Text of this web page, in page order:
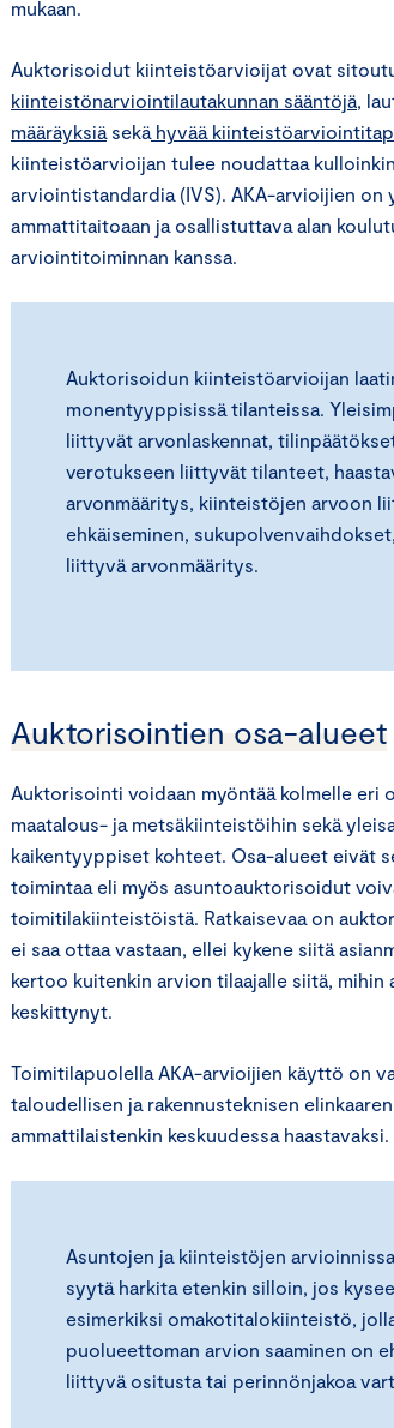
mukaan.
Auktorisoidut kiinteistöarvioijat ovat
kiinteistönarviointilautakunnan sääntöjä ,
määräyksiä sekä hyvää
kiinteistöarvioijan tulee noudattaa
arviointistandardia (IVS). AKA-arvioijien
ammattitaitoaan ja osallistuttava alan
arviointitoiminnan kanssa.
Auktorisoidun kiinteistöarvioijan
monentyyppisissä tilanteissa.
liittyvät arvonlaskennat,
verotukseen liittyvät tilanteet,
arvonmääritys, kiinteistöjen arvoon
ehkäiseminen,
liittyvä arvonmääritys.
Auktorisointien osa-alueet
Auktorisointi voidaan myöntää kolmelle eri
maatalous- ja metsäkiinteistöihin sekä
kaikentyyppiset kohteet. Osa-alueet eivät
toimintaa eli myös asuntoauktorisoidut
toimitilakiinteistöistä. Ratkaisevaa on
ei saa ottaa vastaan, ellei kykene siitä
kertoo kuitenkin arvion tilaajalle siitä,
keskittynyt.
Toimitilapuolella AKA-arvioijien käyttö on
taloudellisen ja rakennusteknisen
ammattilaistenkin keskuudessa haastavaksi.
Asuntojen ja kiinteistöjen
syytä harkita etenkin silloin, jos
esimerkiksi omakotitalokiinteistö,
puolueettoman arvion saaminen on
liittyvä ositusta tai perinnönjakoa